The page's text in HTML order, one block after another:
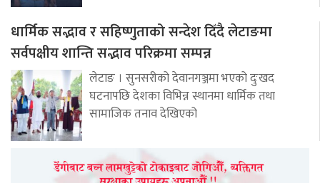
धार्मिक सद्भाव र सहिष्णुताको सन्देश दिँदै लेटाङमा
सर्वपक्षीय शान्ति सद्भाव परिक्रमा सम्पन्न
लेटाङ । सुनसरीको देवानगञ्जमा भएको दुःखद
घटनापछि देशका विभिन्न स्थानमा धार्मिक तथा
सामाजिक तनाव देखिएको